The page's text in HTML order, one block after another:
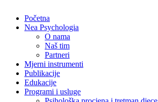
Početna
Nea Psychologia
O nama
Naš tim
Partneri
Mjerni instrumenti
Publikacije
Edukacije
Programi i usluge